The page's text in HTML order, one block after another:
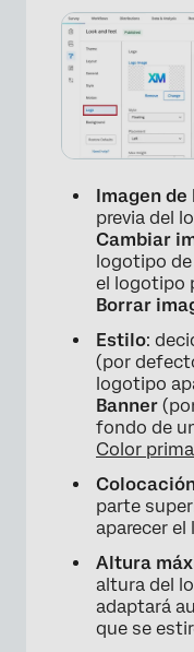
Imagen
previa del
Cambiar
logotipo
el logotipo
Borrar
Estilo:
(por
logotipo
Banner
fondo de
Color
parte
aparecer
Altura
altura del
adaptará
que se